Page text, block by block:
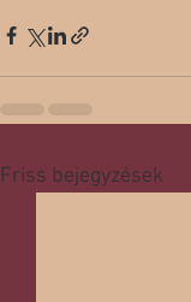
Friss bejegyzések